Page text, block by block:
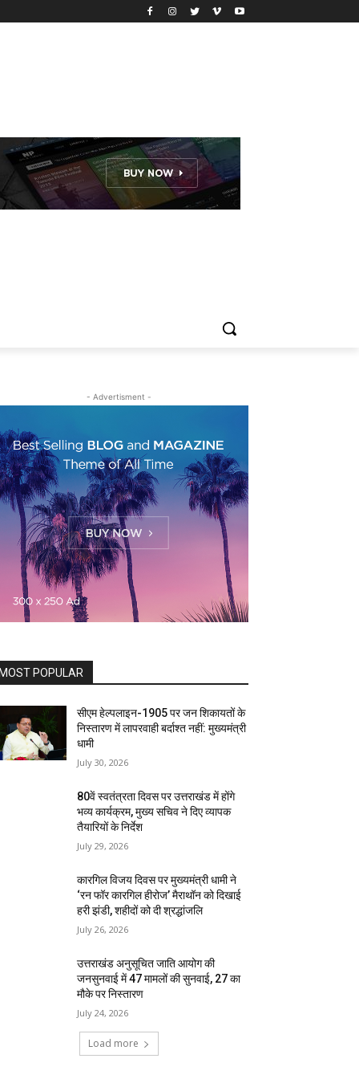
- Advertisment -
MOST POPULAR
सीएम हेल्पलाइन-1905 पर जन शिकायतों के
निस्तारण में लापरवाही बर्दाश्त नहीं: मुख्यमंत्री
धामी
July 30, 2026
80वें स्वतंत्रता दिवस पर उत्तराखंड में होंगे
भव्य कार्यक्रम, मुख्य सचिव ने दिए व्यापक
तैयारियों के निर्देश
July 29, 2026
कारगिल विजय दिवस पर मुख्यमंत्री धामी ने
‘रन फॉर कारगिल हीरोज’ मैराथॉन को दिखाई
हरी झंडी, शहीदों को दी श्रद्धांजलि
July 26, 2026
उत्तराखंड अनुसूचित जाति आयोग की
जनसुनवाई में 47 मामलों की सुनवाई, 27 का
मौके पर निस्तारण
July 24, 2026
Load more